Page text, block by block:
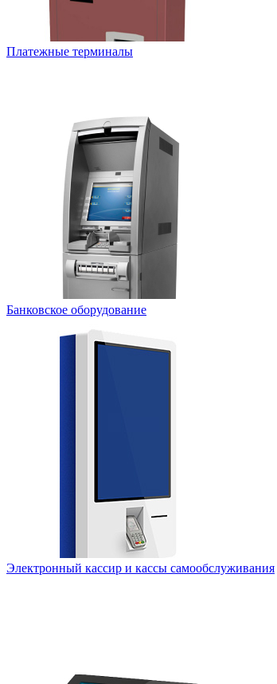
Платежные терминалы
Банковское оборудование
Электронный кассир и кассы самообслуживания